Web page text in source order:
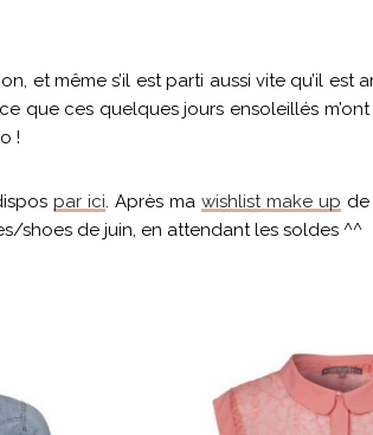
et même s’il est parti aussi vite qu’il est
que ces quelques jours ensoleillés
!
par ici. Après ma wishlist make up
shoes de juin, en attendant les soldes ^^